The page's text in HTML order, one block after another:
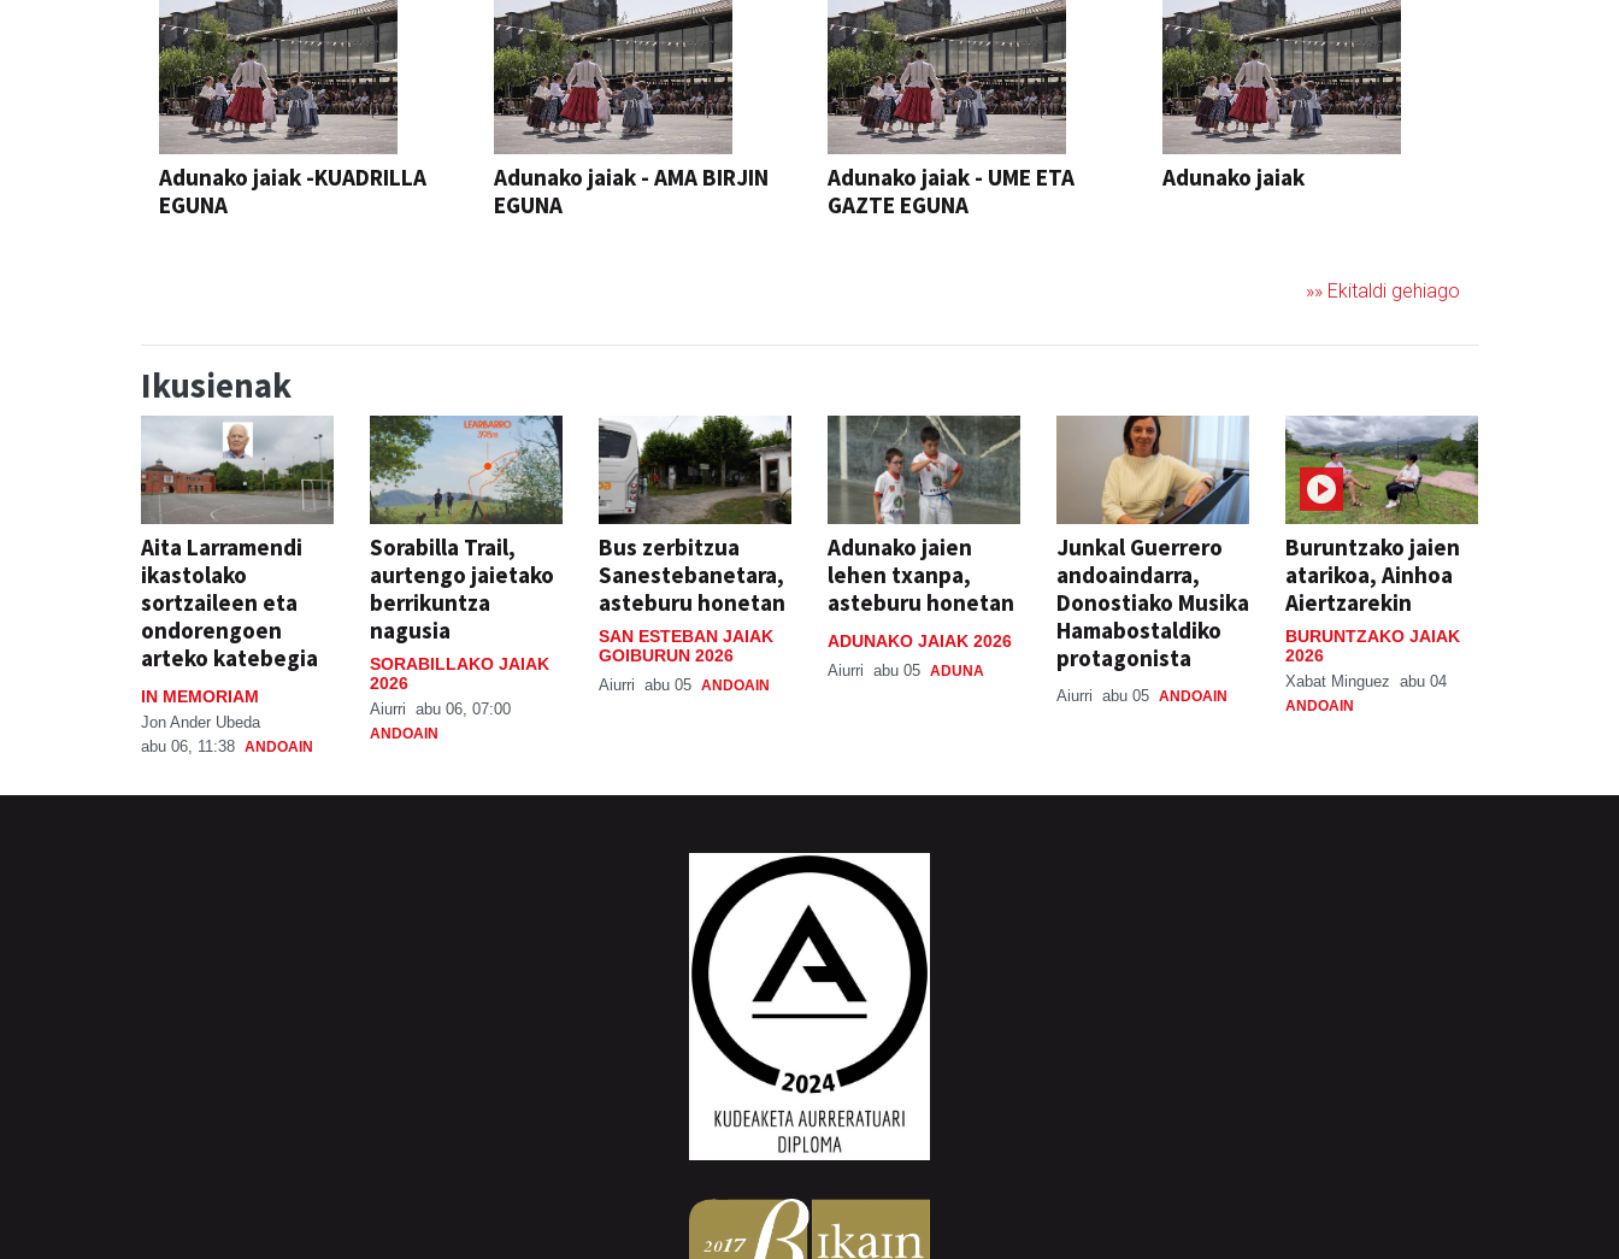
Adunako jaiak -KUADRILLA
EGUNA
Adunako jaiak - AMA BIRJIN
EGUNA
Adunako jaiak - UME ETA
GAZTE EGUNA
Adunako jaiak
»» Ekitaldi gehiago
Ikusienak
Aita Larramendi
ikastolako
sortzaileen eta
ondorengoen
arteko katebegia
IN MEMORIAM
Jon Ander Ubeda
abu 06, 11:38 ANDOAIN
Sorabilla Trail,
aurtengo jaietako
berrikuntza
nagusia
SORABILLAKO JAIAK
2026
Aiurri abu 06, 07:00
ANDOAIN
Bus zerbitzua
Sanestebanetara,
asteburu honetan
SAN ESTEBAN JAIAK
GOIBURUN 2026
Aiurri abu 05 ANDOAIN
Adunako jaien
lehen txanpa,
asteburu honetan
ADUNAKO JAIAK 2026
Aiurri abu 05 ADUNA
Junkal Guerrero
andoaindarra,
Donostiako Musika
Hamabostaldiko
protagonista
Aiurri abu 05 ANDOAIN
Buruntzako jaien
atarikoa, Ainhoa
Aiertzarekin
BURUNTZAKO JAIAK
2026
Xabat Minguez abu 04
ANDOAIN